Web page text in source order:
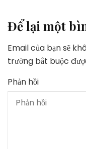
Để lại một
Email của bạn sẽ
trường bắt buộc
Phản hồi